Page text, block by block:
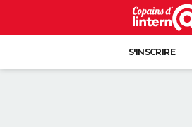
S'INSCRIRE